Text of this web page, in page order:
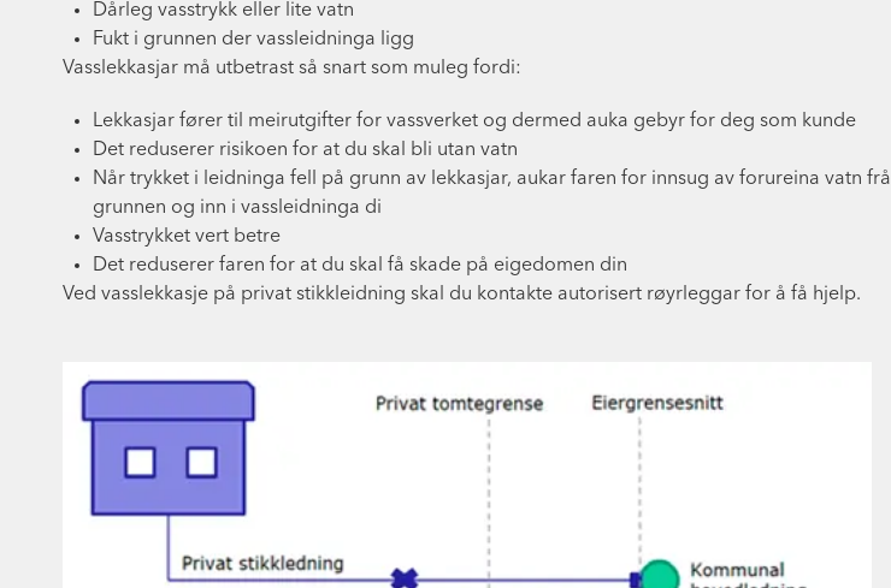
Dårleg vasstrykk eller lite vatn
Fukt i grunnen der vassleidninga ligg
Vasslekkasjar må utbetrast så snart som muleg fordi:
Lekkasjar fører til meirutgifter for vassverket og dermed auka gebyr for deg som kunde
Det reduserer risikoen for at du skal bli utan vatn
Når trykket i leidninga fell på grunn av lekkasjar, aukar faren for innsug av forureina vatn frå
grunnen og inn i vassleidninga di
Vasstrykket vert betre
Det reduserer faren for at du skal få skade på eigedomen din
Ved vasslekkasje på privat stikkleidning skal du kontakte autorisert røyrleggar for å få hjelp.